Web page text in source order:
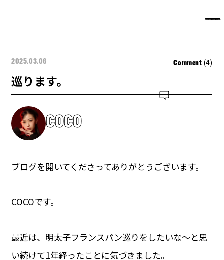
2025.03.06 Comment (4)
巡ります。
COCO
ブログを開いてくださってありがとうございます。
COCOです。
最近は、明太子フランスパン巡りをしたいな〜と思
い続けて1年経ったことに気づきました。